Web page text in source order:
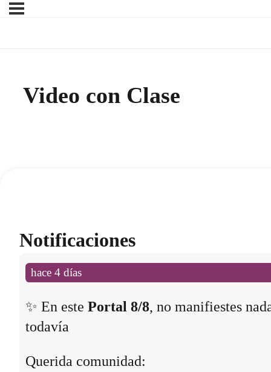
Video con Clase
Notificaciones
hace 4 días
✨ En este Portal 8/8, no manifiestes
todavía
Querida comunidad: